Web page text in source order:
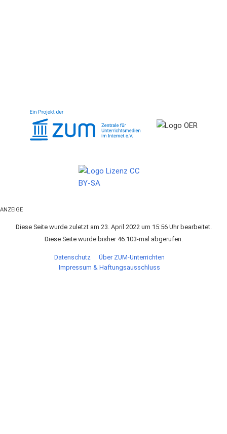
ANZEIGE
Diese Seite wurde zuletzt am 23. April 2022 um 15:56 Uhr bearbeitet.
Diese Seite wurde bisher 46.103-mal abgerufen.
Datenschutz
Über ZUM-Unterrichten
Impressum & Haftungsausschluss